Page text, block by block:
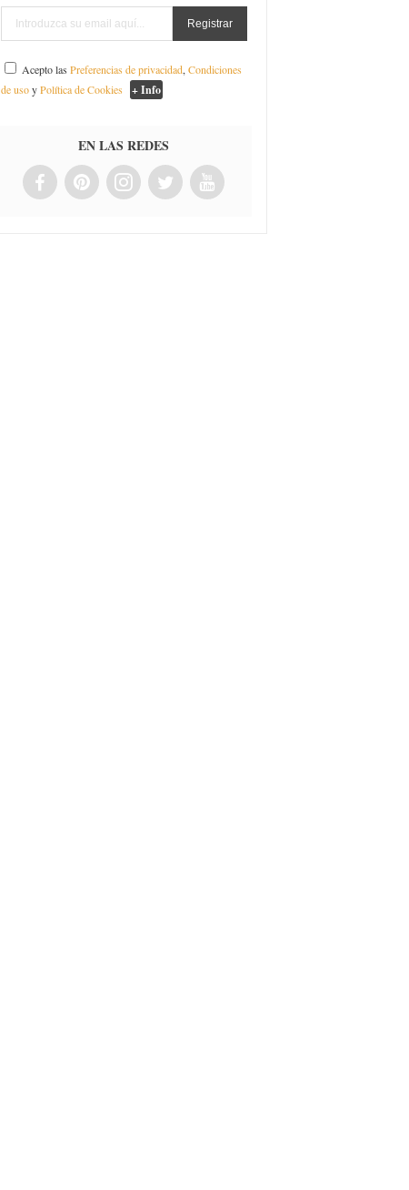
Acepto lasPreferencias de privacidad,Condiciones
de usoyPolítica de Cookies + Info
EN LAS REDES